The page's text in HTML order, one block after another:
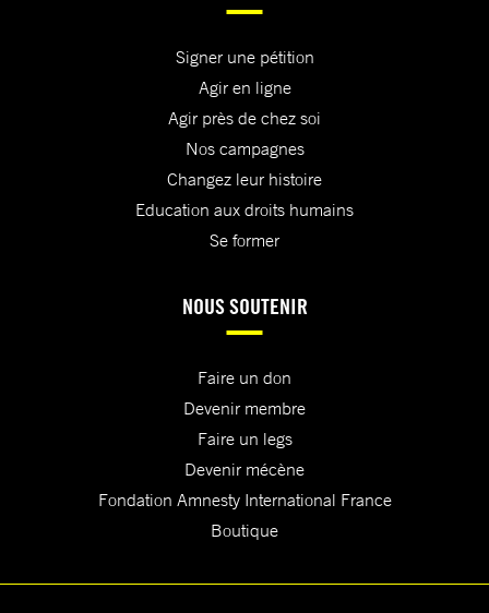
Signer une pétition
Agir en ligne
Agir près de chez soi
Nos campagnes
Changez leur histoire
Education aux droits humains
Se former
NOUS SOUTENIR
Faire un don
Devenir membre
Faire un legs
Devenir mécène
Fondation Amnesty International France
Boutique